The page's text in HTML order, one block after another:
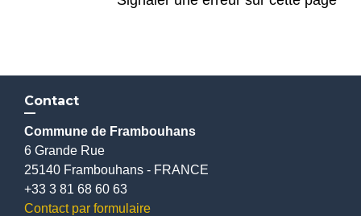
Contact
Commune de Frambouhans
6 Grande Rue
25140 Frambouhans - FRANCE
+33 3 81 68 60 63
Contact par formulaire